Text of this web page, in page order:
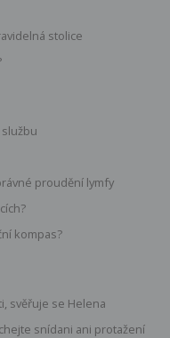
stolice
proudění lymfy
kompas?
svěřuje se Helena
snídani ani protažení